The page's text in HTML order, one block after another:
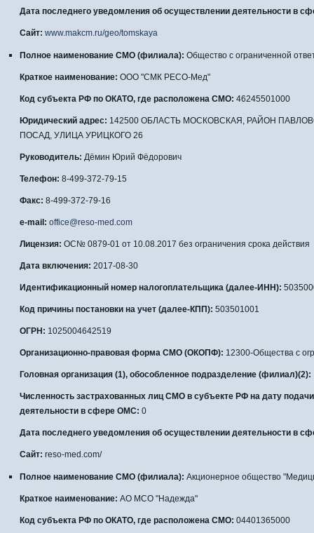
Дата последнего уведомления об осуществлении деятельности в
Сайт: www.makcm.ru/geo/tomskaya
Полное наименование СМО (филиала): Общество с ограниченной
Краткое наименование: ООО "СМК PECO-Мед"
Код субъекта РФ по ОКАТО, где расположена СМО: 46245501000
Юридический адрес: 142500 ОБЛАСТЬ МОСКОВСКАЯ, РАЙОН
ПОСАД, УЛИЦА УРИЦКОГО 26
Руководитель: Дёмин Юрий Фёдорович
Телефон: 8-499-372-79-15
Факс: 8-499-372-79-16
e-mail: office@reso-med.com
Лицензия: ОС№ 0879-01 от 10.08.2017 без ограничения срока действия
Дата включения: 2017-08-30
Идентификационный номер налогоплательщика (далее-ИНН):
Код причины постановки на учет (далее-КПП): 503501001
ОГРН: 1025004642519
Организационно-правовая форма СМО (ОКОПФ): 12300-Общества с
Головная организация (1), обособленное подразделение (филиал)(2):
Численность застрахованных лиц СМО в субъекте РФ на дату
деятельности в сфере ОМС: 0
Дата последнего уведомления об осуществлении деятельности в
Сайт: reso-med.com/
Полное наименование СМО (филиала): Акционерное общество
Краткое наименование: АО МСО "Надежда"
Код субъекта РФ по ОКАТО, где расположена СМО: 04401365000